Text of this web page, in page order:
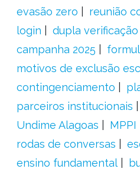
evasão zero
reunião
login
dupla verificação
campanha 2025
motivos de exclusão
contingenciamento
parceiros institucionais
Undime Alagoas
MPPI
rodas de conversas
ensino fundamental